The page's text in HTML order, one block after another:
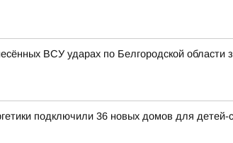
ВСУ ударах по Белгородской области
подключили 36 новых домов для